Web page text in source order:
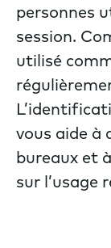
personnes
session.
utilisé
vous aide à
bureaux et
sur l’usage